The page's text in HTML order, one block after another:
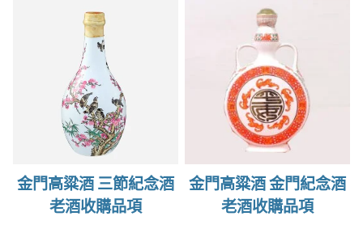
金門高粱酒 三節紀念酒
老酒收購品項
金門高粱酒 金門紀念酒
老酒收購品項